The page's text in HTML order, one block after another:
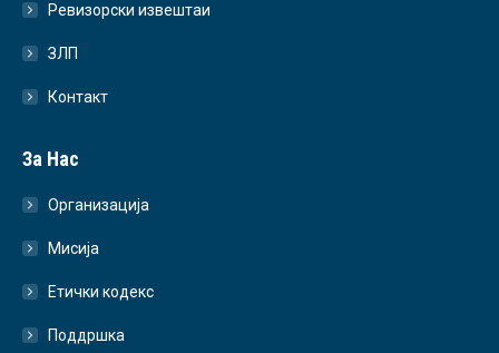
Ревизорски извештаи
ЗЛП
Контакт
За Нас
Организација
Мисија
Етички кодекс
Поддршка